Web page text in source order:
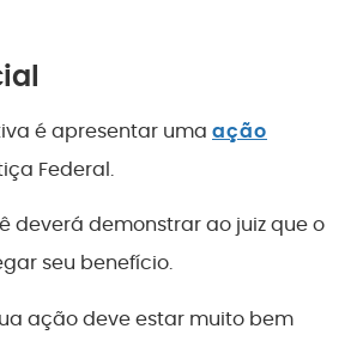
é apresentar uma ação
Federal.
deverá demonstrar ao juiz que o
seu benefício.
ação deve estar muito bem